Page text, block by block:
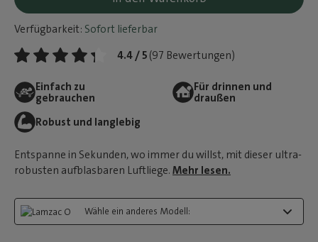
Verfügbarkeit: Sofort lieferbar
4.4 / 5 (97 Bewertungen)
Einfach zu
gebrauchen
Für drinnen und
draußen
Robust und langlebig
Entspanne in Sekunden, wo immer du willst, mit dieser ultra-
robusten aufblasbaren Luftliege. Mehr lesen.
Wähle ein anderes Modell: